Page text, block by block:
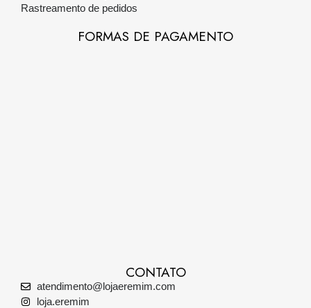
Rastreamento de pedidos
FORMAS DE PAGAMENTO
CONTATO
atendimento@lojaeremim.com
loja.eremim